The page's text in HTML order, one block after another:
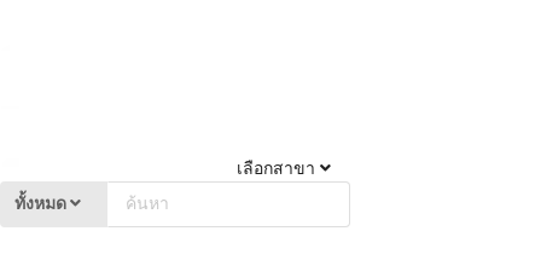
เลือกสาขา
ทั้งหมด